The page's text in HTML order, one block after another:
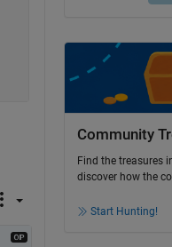
Community
Find the treasures
discover how the
Start Hunting!